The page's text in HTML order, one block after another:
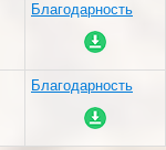
Благодарность
Благодарность